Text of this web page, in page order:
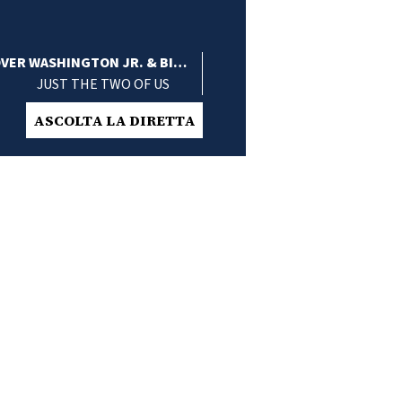
WASHINGTON JR. & BILL
WITHERS
JUST THE TWO OF US
ASCOLTA LA DIRETTA